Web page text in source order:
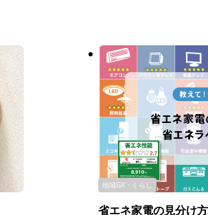
地域GX・くらし
省エネ家電の見分け